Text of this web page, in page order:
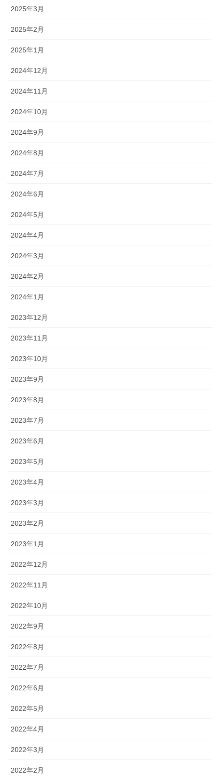
2025年3月
2025年2月
2025年1月
2024年12月
2024年11月
2024年10月
2024年9月
2024年8月
2024年7月
2024年6月
2024年5月
2024年4月
2024年3月
2024年2月
2024年1月
2023年12月
2023年11月
2023年10月
2023年9月
2023年8月
2023年7月
2023年6月
2023年5月
2023年4月
2023年3月
2023年2月
2023年1月
2022年12月
2022年11月
2022年10月
2022年9月
2022年8月
2022年7月
2022年6月
2022年5月
2022年4月
2022年3月
2022年2月